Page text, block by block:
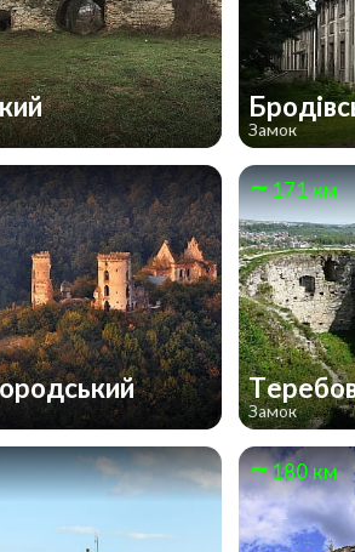
Замок
171 км
Замок
180 км